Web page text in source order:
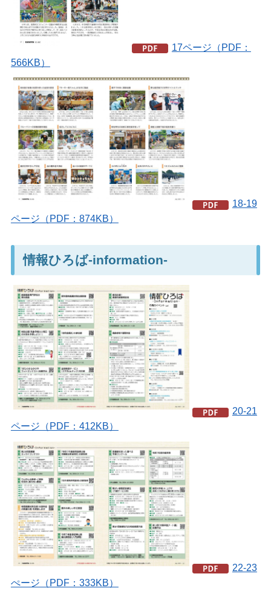
17ページ（PDF：
566KB）
18-19
ページ（PDF：874KB）
情報ひろば-information-
20-21
ページ（PDF：412KB）
22-23
ぺージ（PDF：333KB）